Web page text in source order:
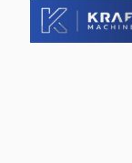
汎用 フライス盤